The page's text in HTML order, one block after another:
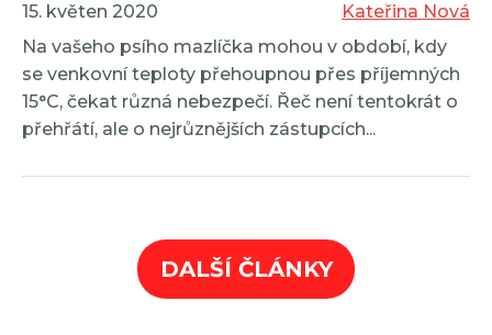
15. květen 2020
Kateřina Nová
Na vašeho psího mazlíčka mohou v období, kdy
se venkovní teploty přehoupnou přes příjemných
15°C, čekat různá nebezpečí. Řeč není tentokrát o
přehřátí, ale o nejrůznějších zástupcích...
DALŠÍ ČLÁNKY